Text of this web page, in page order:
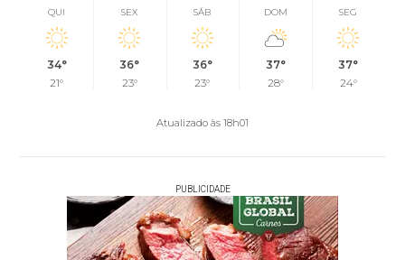
QUI
34°
21°
SEX
36°
23°
SÁB
36°
23°
DOM
37°
28°
SEG
37°
24°
Atualizado às 18h01
PUBLICIDADE